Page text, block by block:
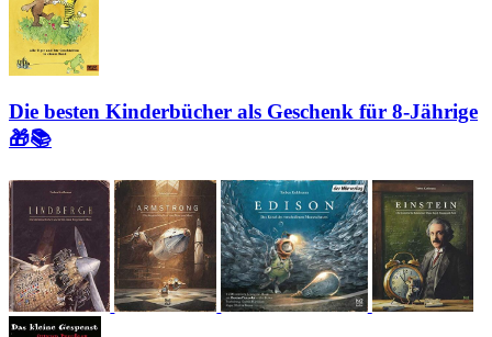
Die besten Kinderbücher als Geschenk für 8-Jährige
🎁📚